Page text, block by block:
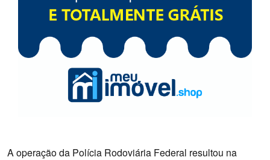
A operação da Polícia Rodoviária Federal resultou na